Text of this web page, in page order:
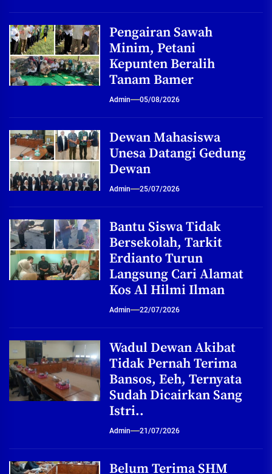
Pengairan Sawah
Minim, Petani
Kepunten Beralih
Tanam Bamer
Admin 05/08/2026
Dewan Mahasiswa
Unesa Datangi Gedung
Dewan
Admin 25/07/2026
Bantu Siswa Tidak
Bersekolah, Tarkit
Erdianto Turun
Langsung Cari Alamat
Kos Al Hilmi Ilman
Admin 22/07/2026
Wadul Dewan Akibat
Tidak Pernah Terima
Bansos, Eeh, Ternyata
Sudah Dicairkan Sang
Istri..
Admin 21/07/2026
Belum Terima SHM